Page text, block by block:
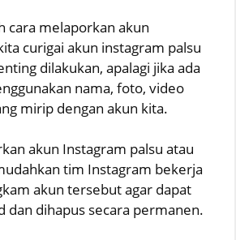
cara melaporkan akun
curigai akun instagram palsu
dilakukan, apalagi jika ada
nama, foto, video
mirip dengan akun kita.
akun Instagram palsu atau
tim Instagram bekerja
akun tersebut agar dapat
dan dihapus secara permanen.